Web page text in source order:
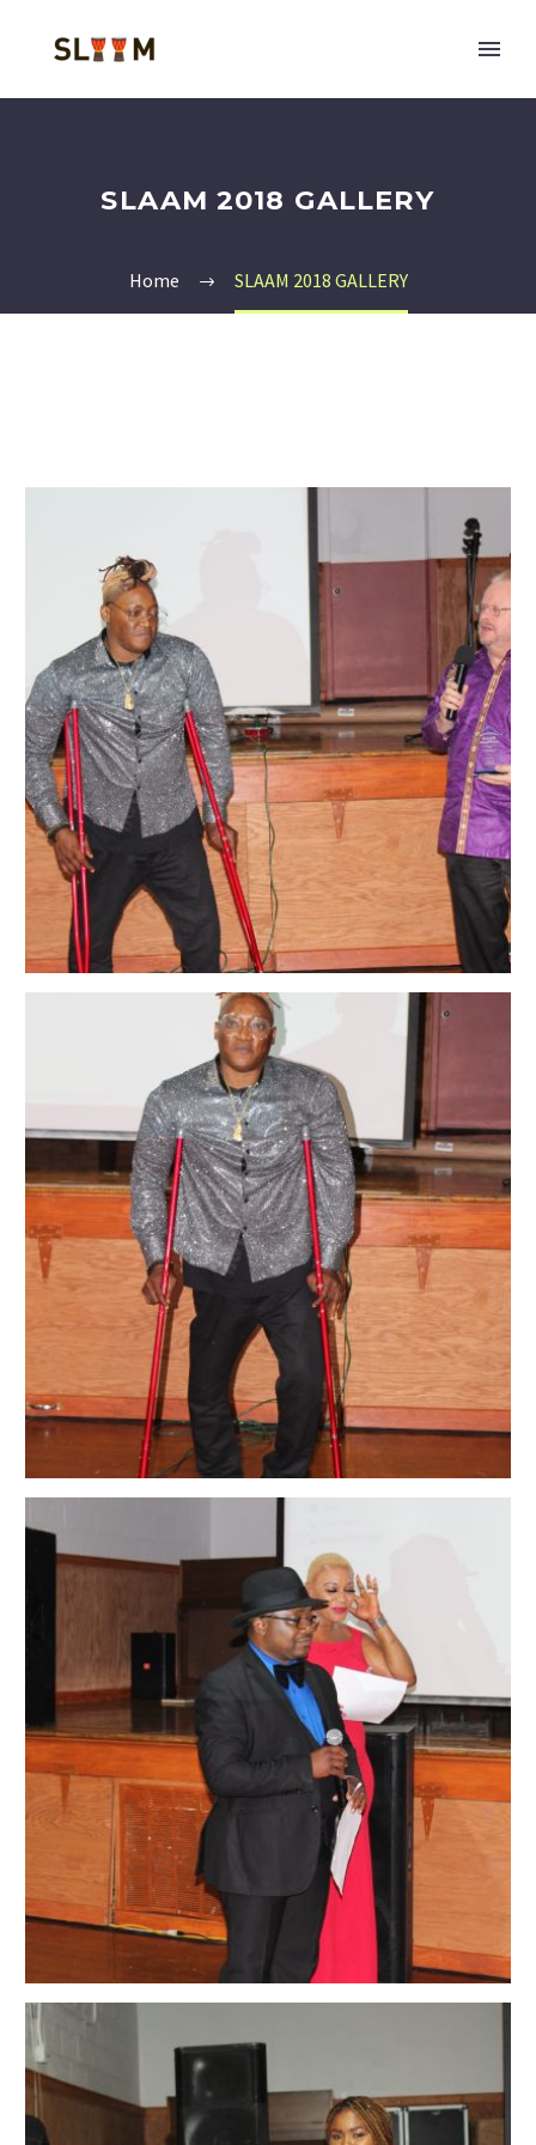
SLAAM 2018 GALLERY
Home SLAAM 2018 GALLERY